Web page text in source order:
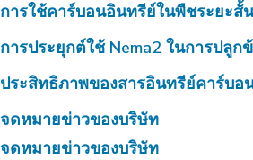
การใช้คาร์บอนอินทรีย์ในพืชระยะสั้
การประยุกต์ใช้ Nema2 ในการปลู
ประสิทธิภาพของสารอินทรีย์คาร์บอ
จดหมายข่าวของบริษัท
จดหมายข่าวของบริษัท